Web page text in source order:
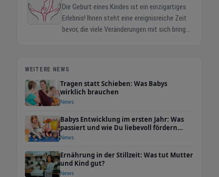
Die Geburt eines Kindes ist ein einzigartiges
Erlebnis! Ihnen steht eine ereignisreiche Zeit
bevor, die viele Veränderungen mit sich bringt.
zu stehen. Leistungsspektrum Von Nadja
Meffert - Hebamme Lahr, Ettenheim und
Umgebung
WEITERE NEWS
Tragen statt Schieben: Was Babys
wirklich brauchen
News
Babys Entwicklung im ersten Jahr: Was
passiert und wie Du liebevoll fördern
kannst
News
Ernährung in der Stillzeit: Was tut Mutter
und Kind gut?
News